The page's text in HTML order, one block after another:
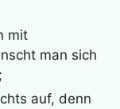
mit
man sich
auf, denn